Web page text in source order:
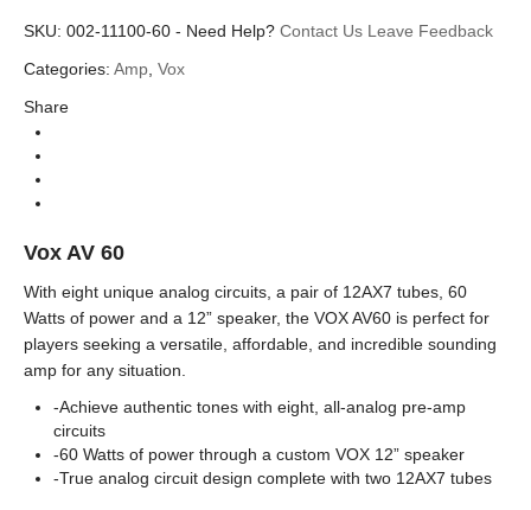
Additional information
Brands Vox
SKU: 002-11100-60 - Need Help? Contact Us Leave Feedback
Categories: Amp Vox
Share
Vox AV 60
With eight unique analog circuits, a pair of 12AX7 tubes, 60
Watts of power and a 12” speaker, the VOX AV60 is perfect for
players seeking a versatile, affordable, and incredible sounding
amp for any situation.
-Achieve authentic tones with eight, all-analog pre-amp
circuits
-60 Watts of power through a custom VOX 12” speaker
-True analog circuit design complete with two 12AX7 tubes